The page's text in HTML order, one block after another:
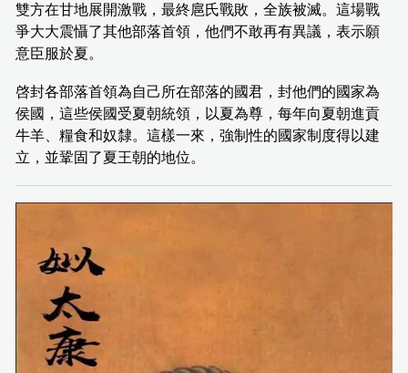
雙方在甘地展開激戰，最終扈氏戰敗，全族被滅。這場戰
爭大大震懾了其他部落首領，他們不敢再有異議，表示願
意臣服於夏。
啓封各部落首領為自己所在部落的國君，封他們的國家為
侯國，這些侯國受夏朝統領，以夏為尊，每年向夏朝進貢
牛羊、糧食和奴隸。這樣一來，強制性的國家制度得以建
立，並鞏固了夏王朝的地位。